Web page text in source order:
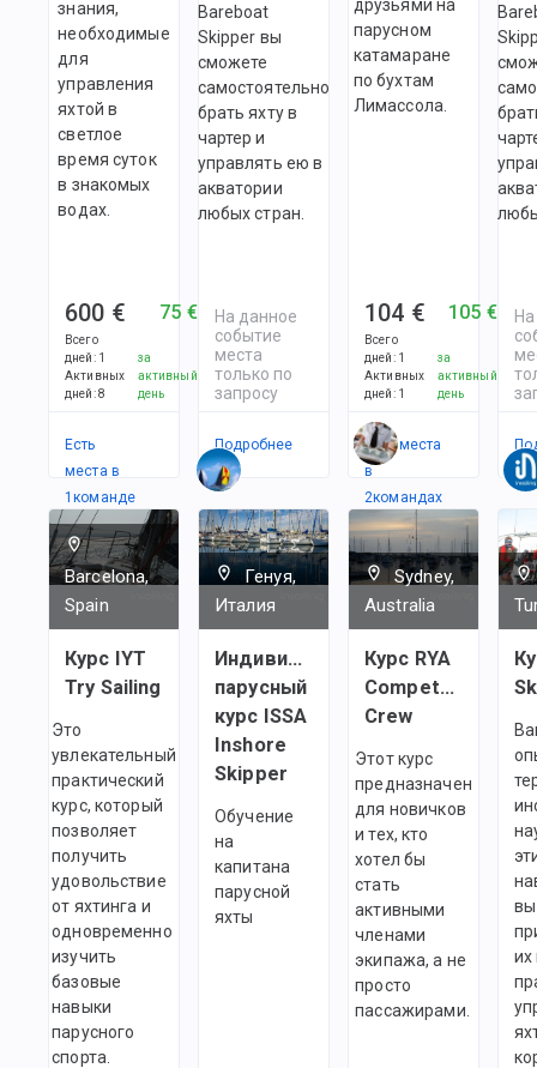
знания,
необходимые
для
управления
яхтой в
светлое
время суток
в знакомых
водах.
600 €
Всего
дней: 1
Активных
дней:8
75 €
за
активный
день
Есть
места в
1командe
Bareboat
Skipper вы
сможете
самостоятельно
брать яхту в
чартер и
управлять ею в
акватории
любых стран.
На данное
событие
места
только по
запросу
Подробнее
друзьями на
парусном
катамаране
по бухтам
Лимассола.
104 €
Всего
дней: 1
Активных
дней: 1
105 €
за
активный
день
Есть места
в
2командах
Barcelona,
Spain
Курс IYT
Try Sailing
Это
увлекательный
практический
курс, который
позволяет
получить
удовольствие
от яхтинга и
одновременно
изучить
базовые
навыки
парусного
спорта.
Генуя,
Италия
Индивидуальный
парусный
курс ISSA
Inshore
Skipper
Обучение
на
капитана
парусной
яхты
Sydney,
Australia
Курс RYA
Competent
Crew
Этот курс
предназначен
для новичков
и тех, кто
хотел бы
стать
активными
членами
экипажа, а не
просто
пассажирами.
вы
их